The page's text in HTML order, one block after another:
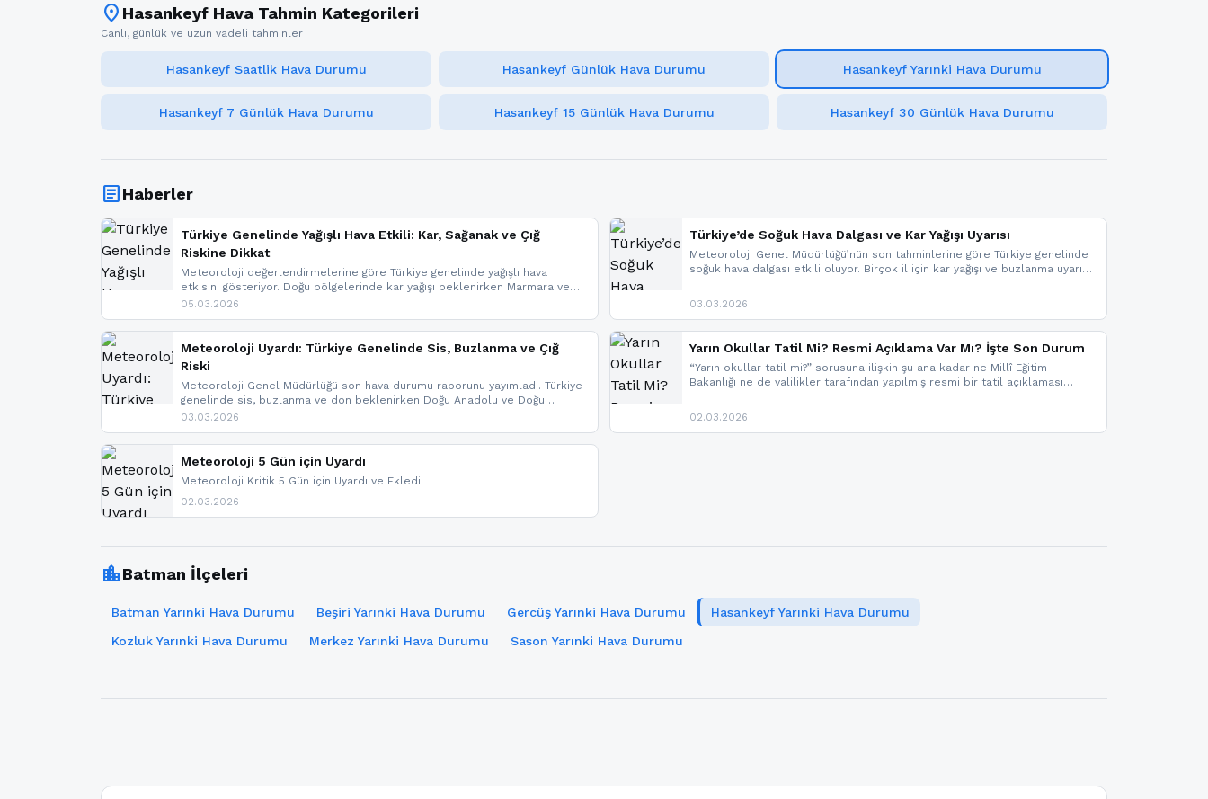
location_on Hasankeyf Hava Tahmin Kategorileri
Canlı, günlük ve uzun vadeli tahminler
Hasankeyf Saatlik Hava Durumu Hasankeyf Günlük Hava Durumu Hasankeyf Yarınki Hava Durumu
Hasankeyf 7 Günlük Hava Durumu Hasankeyf 15 Günlük Hava Durumu Hasankeyf 30 Günlük Hava Durumu
articleHaberler
Türkiye Genelinde Yağışlı Hava Etkili: Kar, Sağanak ve Çığ
Riskine Dikkat
Meteoroloji değerlendirmelerine göre Türkiye genelinde yağışlı hava
etkisini gösteriyor. Doğu bölgelerinde kar yağışı beklenirken Marmara ve
Kuzey Ege’de sağanak yağmur, yüksek kesimlerde ise çığ tehlikesi
yaşanabileceği belirtiliyor.
05.03.2026
Türkiye’de Soğuk Hava Dalgası ve Kar Yağışı Uyarısı
Meteoroloji Genel Müdürlüğü’nün son tahminlerine göre Türkiye genelinde
soğuk hava dalgası etkili oluyor. Birçok il için kar yağışı ve buzlanma uyarısı
03.03.2026
Meteoroloji Uyardı: Türkiye Genelinde Sis, Buzlanma ve Çığ
Riski
Meteoroloji Genel Müdürlüğü son hava durumu raporunu yayımladı. Türkiye
genelinde sis, buzlanma ve don beklenirken Doğu Anadolu ve Doğu
Karadeniz’in yüksek kesimlerinde çığ riski uyarısı yapıldı. İşte son dakika
03.03.2026
Yarın Okullar Tatil Mi? Resmi Açıklama Var Mı? İşte Son Durum
“Yarın okullar tatil mi?” sorusuna ilişkin şu ana kadar ne Millî Eğitim
Bakanlığı ne de valilikler tarafından yapılmış resmi bir tatil açıklaması
paylaşacağız. En hızlı şekilde haberdar olmak için sitemizi takip edebilir ve
02.03.2026
Meteoroloji 5 Gün için Uyardı
Meteoroloji Kritik 5 Gün için Uyardı ve Ekledi
02.03.2026
location_cityBatman İlçeleri
Batman Yarınki Hava Durumu Beşiri Yarınki Hava Durumu Gercüş Yarınki Hava Durumu
Hasankeyf Yarınki Hava Durumu
Kozluk Yarınki Hava Durumu
Merkez Yarınki Hava Durumu Sason Yarınki Hava Durumu